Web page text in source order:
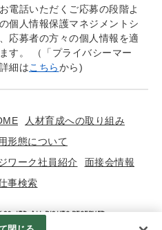
電話いただくご応募の段階よ
個人情報保護マネジメントシ
応募者の方々の個人情報を適
す。 （「プライバシーマー
細はこちら から)
人材育成への取り組み
形態について
ワーク社員紹介
面接会情報
事検索
LTD. ALL RIGHTS RESERVED.